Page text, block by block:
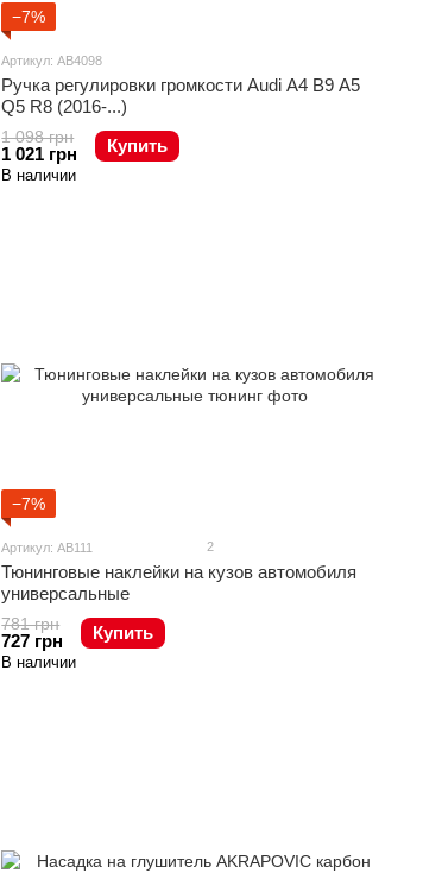
−7%
Артикул: AB4098
Ручка регулировки громкости Audi A4 B9 A5
Q5 R8 (2016-...)
1 098 грн
1 021 грн Купить
В наличии
−7%
Артикул: AB111 2
Тюнинговые наклейки на кузов автомобиля
универсальные
781 грн
727 грн Купить
В наличии